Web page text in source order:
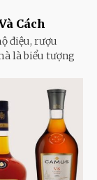
Cách
điệu, rượu
là biểu tượng